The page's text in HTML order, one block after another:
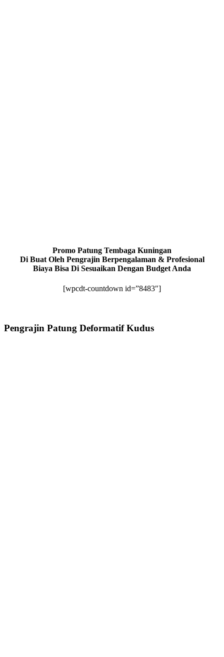
Promo Patung Tembaga Kuningan
Di Buat Oleh Pengrajin Berpengalaman & Profesional
Biaya Bisa Di Sesuaikan Dengan Budget Anda
[wpcdt-countdown id=”8483″]
Pengrajin Patung Deformatif Kudus